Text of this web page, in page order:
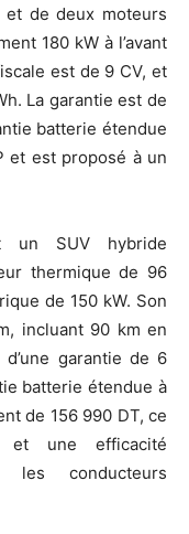
et de deux moteurs
180 kW à l’avant
est de 9 CV, et
La garantie est de
batterie étendue
et est proposé à un
SUV hybride
thermique de 96
de 150 kW. Son
incluant 90 km en
garantie de 6
batterie étendue à
de 156 990 DT, ce
et une efficacité
les conducteurs